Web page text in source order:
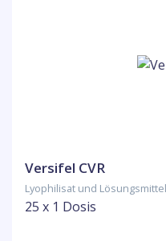
Versifel CVR
Lyophilisat und
25 x 1 Dosis